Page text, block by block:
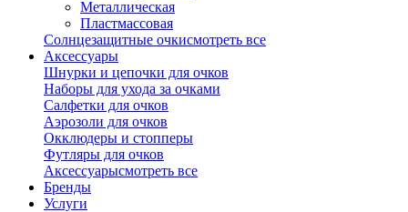
Металлическая
Пластмассовая
Солнцезащитные очкисмотреть все
Аксессуары
Шнурки и цепочки для очков
Наборы для ухода за очками
Салфетки для очков
Аэрозоли для очков
Окклюдеры и стопперы
Футляры для очков
Аксессуарысмотреть все
Бренды
Услуги